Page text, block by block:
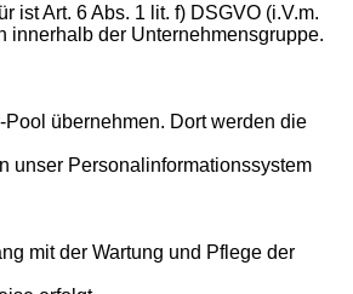
ist Art. 6 Abs. 1 lit. f) DSGVO (i.V.m.
innerhalb der Unternehmensgruppe.
übernehmen. Dort werden die
unser Personalinformationssystem
mit der Wartung und Pflege der